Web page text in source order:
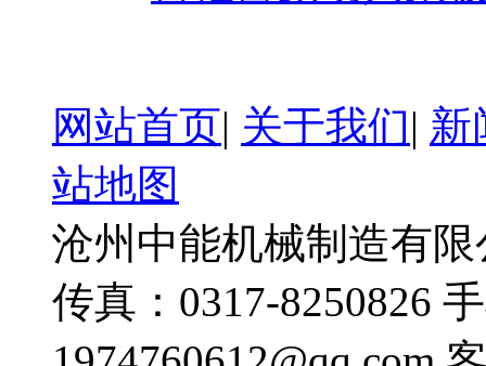
网站首页| 关于我们| 新
站地图
沧州中能机械制造有限
传真：0317-8250826